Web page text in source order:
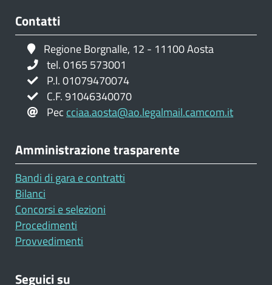
Contatti
Regione Borgnalle, 12 - 11100 Aosta
tel. 0165 573001
P.I. 01079470074
C.F. 91046340070
Pec cciaa.aosta@ao.legalmail.camcom.it
Amministrazione trasparente
Bandi di gara e contratti
Bilanci
Concorsi e selezioni
Procedimenti
Provvedimenti
Seguici su